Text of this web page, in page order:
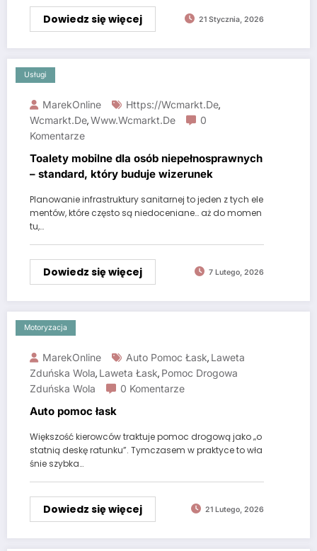
Dowiedz się więcej 21 Stycznia, 2026
Usługi
MarekOnline Https://wcmarkt.de,
Wcmarkt.de,Www.wcmarkt.de
0
Komentarze
Toalety mobilne dla osób niepełnosprawnych
– standard, który buduje wizerunek
Planowanie infrastruktury sanitarnej to jeden z tych ele
mentów, które często są niedoceniane… aż do momen
tu,…
Dowiedz się więcej 7 Lutego, 2026
Motoryzacja
MarekOnline Auto Pomoc Łask, Laweta
Zduńska Wola, Laweta Łask, Pomoc Drogowa
Zduńska Wola
0 Komentarze
Auto pomoc łask
Większość kierowców traktuje pomoc drogową jako „o
statnią deskę ratunku”. Tymczasem w praktyce to wła
śnie szybka…
Dowiedz się więcej 21 Lutego, 2026